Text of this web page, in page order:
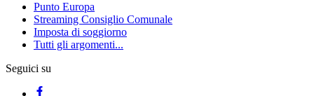
Punto Europa
Streaming Consiglio Comunale
Imposta di soggiorno
Tutti gli argomenti...
Seguici su